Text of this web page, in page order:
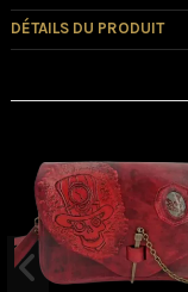
DÉTAILS DU PRODUIT